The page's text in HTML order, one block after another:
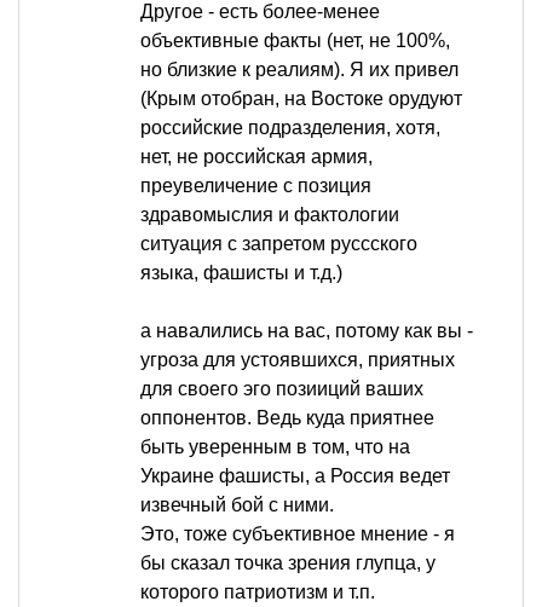
Другое - есть более-менее
объективные факты (нет, не 100%,
но близкие к реалиям). Я их привел
(Крым отобран, на Востоке орудуют
российские подразделения, хотя,
нет, не российская армия,
преувеличение с позиция
здравомыслия и фактологии
ситуация с запретом руссского
языка, фашисты и т.д.)
а навалились на вас, потому как вы -
угроза для устоявшихся, приятных
для своего эго позииций ваших
оппонентов. Ведь куда приятнее
быть уверенным в том, что на
Украине фашисты, а Россия ведет
извечный бой с ними.
Это, тоже субъективное мнение - я
бы сказал точка зрения глупца, у
которого патриотизм и т.п.